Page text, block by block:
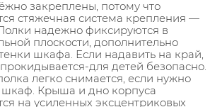
закреплены, потому что
стяжечная система крепления —
надежно фиксируются в
плоскости, дополнительно
шкафа. Если надавить на край,
для детей безопасно.
легко снимается, если нужно
шкаф. Крыша и дно корпуса
на усиленных эксцентриковых